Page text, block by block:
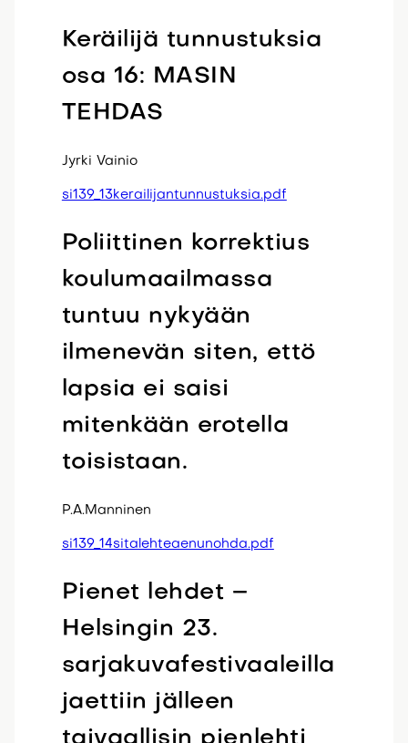
Keräilijä tunnustuksia
osa 16: MASIN
TEHDAS
Jyrki Vainio
si139_13kerailijantunnustuksia.pdf
Poliittinen korrektius
koulumaailmassa
tuntuu nykyään
ilmenevän siten, ettö
lapsia ei saisi
mitenkään erotella
toisistaan.
P.A.Manninen
si139_14sitalehteaenunohda.pdf
Pienet lehdet –
Helsingin 23.
sarjakuvafestivaaleilla
jaettiin jälleen